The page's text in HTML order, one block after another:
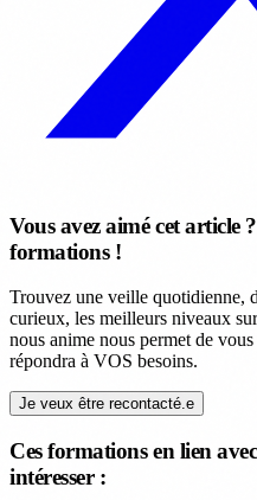
Vous avez aimé cet article
formations !
Trouvez une veille quotidienne,
curieux, les meilleurs niveaux
nous anime nous permet de
répondra à VOS besoins.
Je veux être recontacté.e
Ces formations en lien
intéresser :